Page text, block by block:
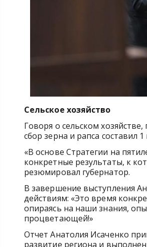
Сельское хозяйство
Говоря о сельском
сбор зерна и рапса составил
«В основе Стратегии на
конкретные результаты, к
резюмировал губернатор.
В завершение выступления
действиям: «Это время
опираясь на наши знания,
процветающей!»
Отчет Анатолия Исаченко
развитие региона и